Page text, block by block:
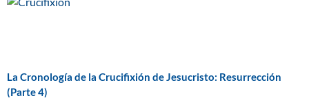
La Cronología de la Crucifixión de Jesucristo: Resurrección
(Parte 4)